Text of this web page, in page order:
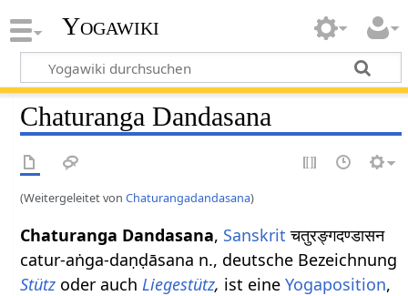
Yogawiki
Chaturanga Dandasana
(Weitergeleitet vonChaturangadandasana)
Chaturanga Dandasana, Sanskrit चतुरङ्गदण्डासन
catur-aṅga-daṇḍāsana n., deutsche Bezeichnung
Stütz oder auchLiegestütz, ist eineYogaposition,